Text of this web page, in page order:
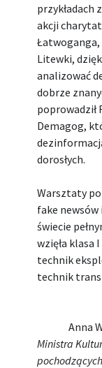
przykładach
akcji
Łatwoganga,
Litewki,
analizować
dobrze
poprowadził
Demagog,
dorosłych.
Warsztaty
fake
świecie
wzięła klasa
technik
technik
Anna
Ministra